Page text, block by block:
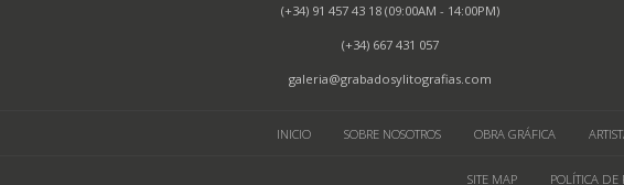
(+34) 91 457 43 18 (09:00AM - 14:00PM)
(+34) 667 431 057
galeria@grabadosylitografias.com
INICIO SOBRE NOSOTROS OBRA GRÁFICA
SITE MAP POLÍTICA DE